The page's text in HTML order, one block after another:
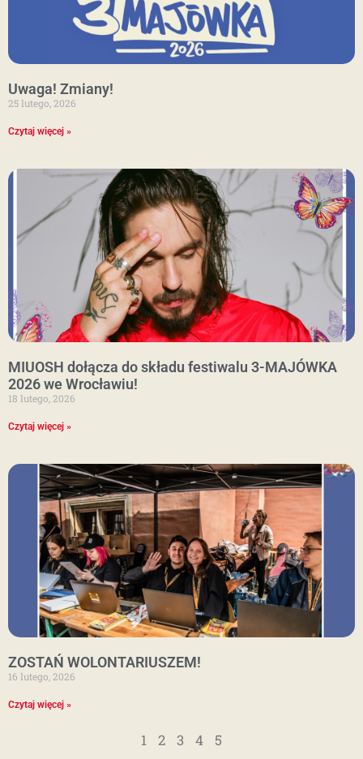
Uwaga! Zmiany!
25 lutego, 2026
Czytaj więcej »
MIUOSH dołącza do składu festiwalu 3-MAJÓWKA
2026 we Wrocławiu!
18 lutego, 2026
Czytaj więcej »
ZOSTAŃ WOLONTARIUSZEM!
16 lutego, 2026
Czytaj więcej »
1 2 3 4 5